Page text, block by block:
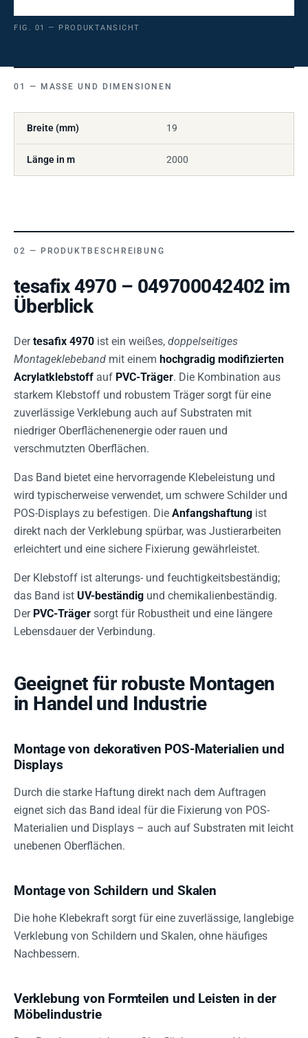
FIG. 01 — PRODUKTANSICHT
MASSE UND DIMENSIONEN
Breite (mm) 19
Länge in m 2000
PRODUKTBESCHREIBUNG
tesafix 4970 – 049700042402 im
Überblick
Dertesafix 4970 ist ein weißes, doppelseitiges
Montageklebeband mit einem hochgradig modifizierten
Acrylatklebstoff auf PVC-Träger. Die Kombination aus
starkem Klebstoff und robustem Träger sorgt für eine
zuverlässige Verklebung auch auf Substraten mit
niedriger Oberflächenenergie oder rauen und
verschmutzten Oberflächen.
Das Band bietet eine hervorragende Klebeleistung und
wird typischerweise verwendet, um schwere Schilder und
POS-Displays zu befestigen. Die Anfangshaftung ist
direkt nach der Verklebung spürbar, was Justierarbeiten
erleichtert und eine sichere Fixierung gewährleistet.
Der Klebstoff ist alterungs- und feuchtigkeitsbeständig;
das Band ist UV-beständig und chemikalienbeständig.
Der PVC-Träger sorgt für Robustheit und eine längere
Lebensdauer der Verbindung.
Geeignet für robuste Montagen
in Handel und Industrie
Montage von dekorativen POS-Materialien und
Displays
Durch die starke Haftung direkt nach dem Auftragen
eignet sich das Band ideal für die Fixierung von POS-
Materialien und Displays – auch auf Substraten mit leicht
unebenen Oberflächen.
Montage von Schildern und Skalen
Die hohe Klebekraft sorgt für eine zuverlässige, langlebige
Verklebung von Schildern und Skalen, ohne häufiges
Nachbessern.
Verklebung von Formteilen und Leisten in der
Möbelindustrie